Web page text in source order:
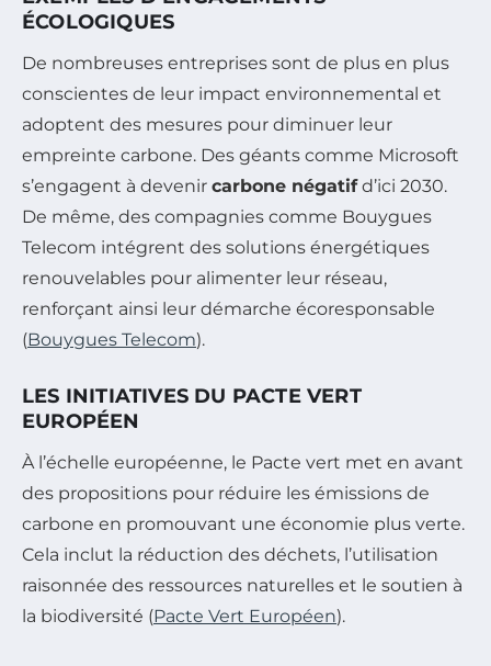
ÉCOLOGIQUES
De nombreuses entreprises sont de plus en plus
conscientes de leur impact environnemental et
adoptent des mesures pour diminuer leur
empreinte carbone. Des géants comme Microsoft
s’engagent à devenir carbone négatifd’ici 2030.
De même, des compagnies comme Bouygues
Telecom intégrent des solutions énergétiques
renouvelables pour alimenter leur réseau,
renforçant ainsi leur démarche écoresponsable
(Bouygues Telecom).
LES INITIATIVES DU PACTE VERT
EUROPÉEN
À l’échelle européenne, le Pacte vert met en avant
des propositions pour réduire les émissions de
carbone en promouvant une économie plus verte.
Cela inclut la réduction des déchets, l’utilisation
raisonnée des ressources naturelles et le soutien à
la biodiversité (Pacte Vert Européen).